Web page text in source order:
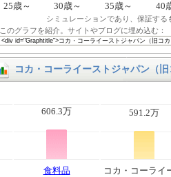
25歳～ 30歳～ 35歳～ 40
シミュレーションであり、保証する
このグラフを紹介。サイトやブログに埋め込む：
コカ・コーライーストジャパン（
606.3万 591.2万
食料品
コカ・コーライ